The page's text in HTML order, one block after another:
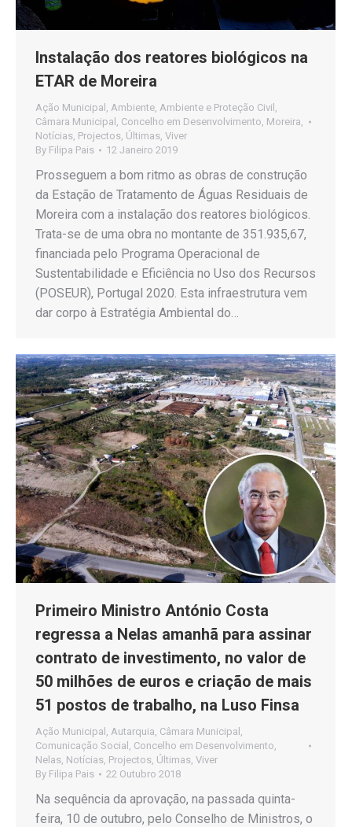
Instalação dos reatores biológicos na
ETAR de Moreira
Ação Municipal Ambiente Ambiente e Proteção Civil
Câmara Municipal
Concelho em Desenvolvimento Moreira
Notícias Projectos Últimas Viver
By Filipa Pais 12 Janeiro 2019
Prosseguem a bom ritmo as obras de construção
da Estação de Tratamento de Águas Residuais de
Moreira com a instalação dos reatores biológicos.
Trata-se de uma obra no montante de 351.935,67,
financiada pelo Programa Operacional de
Sustentabilidade e Eficiência no Uso dos Recursos
(POSEUR), Portugal 2020. Esta infraestrutura vem
dar corpo à Estratégia Ambiental do…
Primeiro Ministro António Costa
regressa a Nelas amanhã para assinar
contrato de investimento, no valor de
50 milhões de euros e criação de mais
51 postos de trabalho, na Luso Finsa
Ação Municipal Autarquia Câmara Municipal
Comunicação Social Concelho em Desenvolvimento
Nelas Notícias Projectos Últimas Viver
By Filipa Pais 22 Outubro 2018
Na sequência da aprovação, na passada quinta-
feira, 10 de outubro, pelo Conselho de Ministros, o